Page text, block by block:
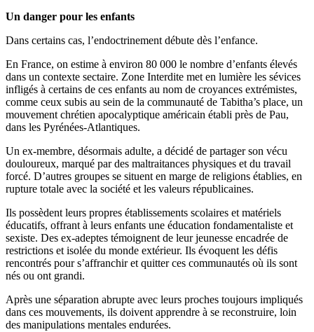
Un danger pour les enfants
Dans certains cas, l’endoctrinement débute dès l’enfance.
En France, on estime à environ 80 000 le nombre d’enfants élevés
dans un contexte sectaire. Zone Interdite met en lumière les sévices
infligés à certains de ces enfants au nom de croyances extrémistes,
comme ceux subis au sein de la communauté de Tabitha’s place, un
mouvement chrétien apocalyptique américain établi près de Pau,
dans les Pyrénées-Atlantiques.
Un ex-membre, désormais adulte, a décidé de partager son vécu
douloureux, marqué par des maltraitances physiques et du travail
forcé. D’autres groupes se situent en marge de religions établies, en
rupture totale avec la société et les valeurs républicaines.
Ils possèdent leurs propres établissements scolaires et matériels
éducatifs, offrant à leurs enfants une éducation fondamentaliste et
sexiste. Des ex-adeptes témoignent de leur jeunesse encadrée de
restrictions et isolée du monde extérieur. Ils évoquent les défis
rencontrés pour s’affranchir et quitter ces communautés où ils sont
nés ou ont grandi.
Après une séparation abrupte avec leurs proches toujours impliqués
dans ces mouvements, ils doivent apprendre à se reconstruire, loin
des manipulations mentales endurées.